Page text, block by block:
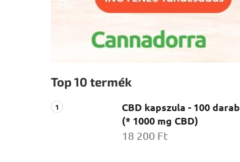
Top 10 termék
CBD kapszula - 100 darab
(* 1000 mg CBD)
18 200 Ft